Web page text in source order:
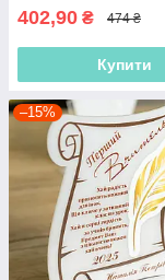
402,90 ₴ 474 ₴
Купити
–15%